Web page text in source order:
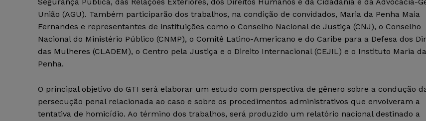
União (AGU). Também participarão dos trabalhos, na condição de convidados, Maria da Penha Maia
Fernandes e representantes de instituições como o Conselho Nacional de Justiça (CNJ), o Conselho
Nacional do Ministério Público (CNMP), o Comitê Latino-Americano e do Caribe para a Defesa dos
das Mulheres (CLADEM), o Centro pela Justiça e o Direito Internacional (CEJIL) e o Instituto Maria da
Penha.
O principal objetivo do GTI será elaborar um estudo com perspectiva de gênero sobre a condução
persecução penal relacionada ao caso e sobre os procedimentos administrativos que envolveram a
tentativa de homicídio. Ao término dos trabalhos, será produzido um relatório nacional destinado a